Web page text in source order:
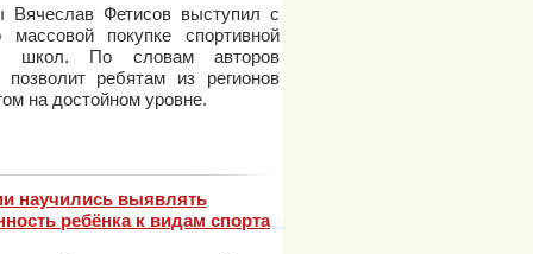
Вячеслав Фетисов выступил с
покупке спортивной
школ. По словам авторов
ребятам из регионов
на достойном уровне.
научились выявлять
ребёнка к видам спорта